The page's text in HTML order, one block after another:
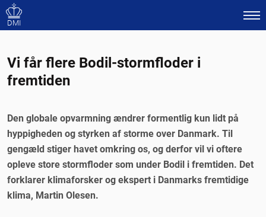
DMI
Vi får flere Bodil-stormfloder i
fremtiden
Den globale opvarmning ændrer formentlig kun lidt på
hyppigheden og styrken af storme over Danmark. Til
gengæld stiger havet omkring os, og derfor vil vi oftere
opleve store stormfloder som under Bodil i fremtiden. Det
forklarer klimaforsker og ekspert i Danmarks fremtidige
klima, Martin Olesen.